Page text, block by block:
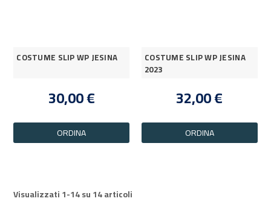
COSTUME SLIP WP JESINA
30,00 €
ORDINA
COSTUME SLIP WP JESINA
2023
32,00 €
ORDINA
Visualizzati 1-14 su 14 articoli